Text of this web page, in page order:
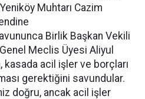
Muhtarı Cazim
Birlik Başkan Vekili
Meclis Üyesi Aliyul
kasada acil işler ve borçları
gerektiğini savundular.
doğru, ancak acil işler